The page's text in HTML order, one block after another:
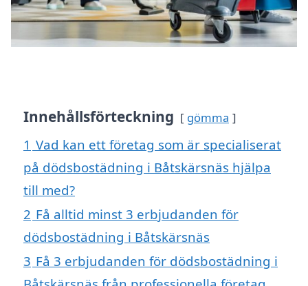
Innehållsförteckning gömma
1 Vad kan ett företag som är specialiserat
på dödsbostädning i Båtskärsnäs hjälpa
till med?
2 Få alltid minst 3 erbjudanden för
dödsbostädning i Båtskärsnäs
3 Få 3 erbjudanden för dödsbostädning i